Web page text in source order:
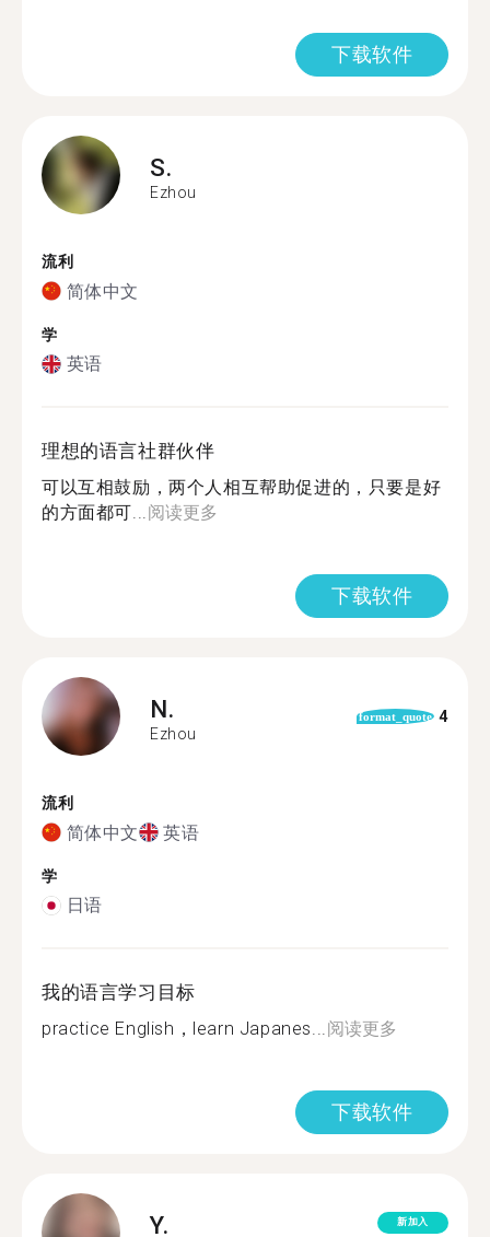
下载软件
S.
Ezhou
流利
简体中文
学
英语
理想的语言社群伙伴
可以互相鼓励，两个人相互帮助促进的，只要是好
的方面都可...阅读更多
下载软件
N.
Ezhou
format_quote 4
流利
简体中文 英语
学
日语
我的语言学习目标
practice English，learn Japanes...阅读更多
下载软件
Y. 新加入